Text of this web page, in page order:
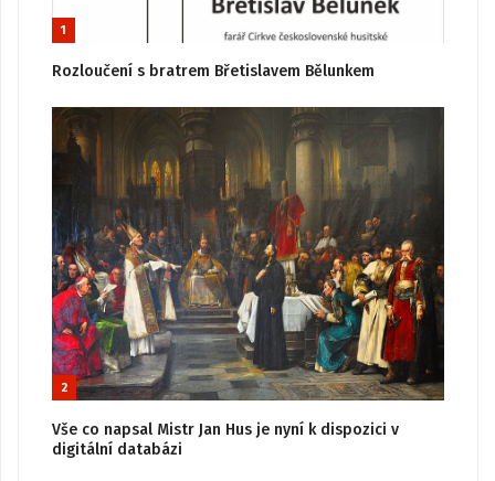
1
Rozloučení s bratrem Břetislavem Bělunkem
2
Vše co napsal Mistr Jan Hus je nyní k dispozici v
digitální databázi